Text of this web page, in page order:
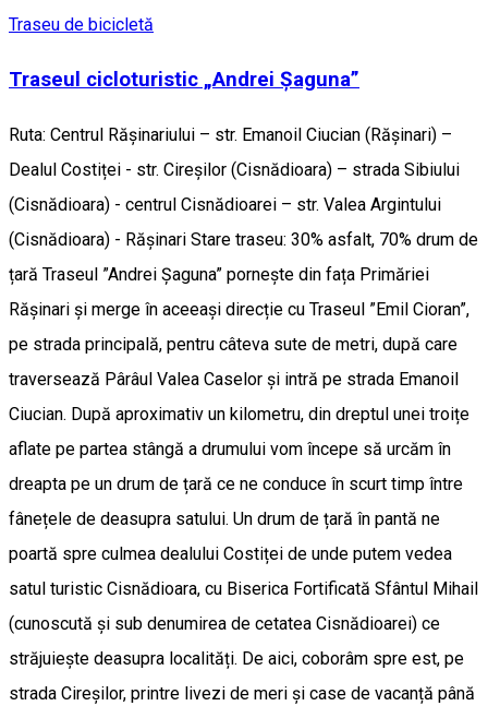
Traseu de bicicletă
Traseul cicloturistic „Andrei Șaguna”
Ruta: Centrul Rășinariului – str. Emanoil Ciucian (Rășinari) –
Dealul Costiței - str. Cireșilor (Cisnădioara) – strada Sibiului
(Cisnădioara) - centrul Cisnădioarei – str. Valea Argintului
(Cisnădioara) - Rășinari Stare traseu: 30% asfalt, 70% drum de
țară Traseul ”Andrei Șaguna” pornește din fața Primăriei
Rășinari și merge în aceeași direcție cu Traseul ”Emil Cioran”,
pe strada principală, pentru câteva sute de metri, după care
traversează Pârâul Valea Caselor și intră pe strada Emanoil
Ciucian. După aproximativ un kilometru, din dreptul unei troițe
aflate pe partea stângă a drumului vom începe să urcăm în
dreapta pe un drum de țară ce ne conduce în scurt timp între
fânețele de deasupra satului. Un drum de țară în pantă ne
poartă spre culmea dealului Costiței de unde putem vedea
satul turistic Cisnădioara, cu Biserica Fortificată Sfântul Mihail
(cunoscută și sub denumirea de cetatea Cisnădioarei) ce
străjuiește deasupra localități. De aici, coborâm spre est, pe
strada Cireșilor, printre livezi de meri și case de vacanță până